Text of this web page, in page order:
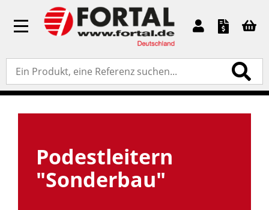
Toggle
Accueil»Standardprodukte » Podestleitern
"Sonderbau"
Podestleitern
"Sonderbau"